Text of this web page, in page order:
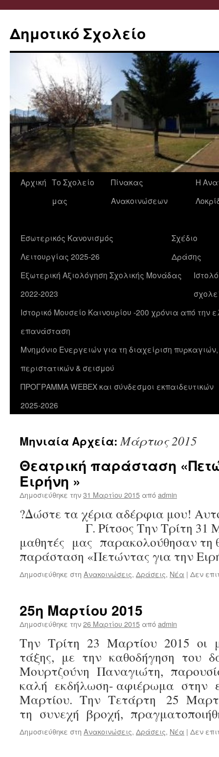
Δημοτικό Σχολείο
Μετάβαση
Αρχική Το Σχολείο
μας
Πίνακας
Ανακοινώσεων
Η
Εσωτερικός Κανονισμός
Λειτουργίας 2025-26
Σχέδιο
Δράσης
Εξωτερική Αξιολόγηση Σχολικής Μονάδας
2022-2023
Ιστορικό Μουσείο Καινουρίου -200 χρόνια από την
επανάσταση
Μνημόνιο Ενεργειών για τη διαχείριση
περιστατικών & σεισμού
ΠΡΟΓΡΑΜΜΑ WEBEX και σύνδεσμοι εκπαιδευτικών
2025-2026
Μηνιαία Αρχεία:Μάρτιος 2015
Θεατρική παράσταση
Ειρήνη »
Δημοσιεύθηκε την31 Μαρτίου 2015 απόadmin
?Δώστε τα χέρια αδέρφια μου!
Γ. Ρίτσος Την Τρίτη 31
μαθητές μας παρακολούθησαν τη
παράσταση «Πετώντας για την
Δημοσιεύθηκε στη Ανακοινώσεις, Δράσεις, Νέα | Δεν
25η Μαρτίου 2015
Δημοσιεύθηκε την26 Μαρτίου 2015 απόadmin
Την Τρίτη 23 Μαρτίου 2015 οι
τάξης, με την καθοδήγηση του
Μουρτζούνη Παναγιώτη,
καλή εκδήλωση- αφιέρωμα στην
Μαρτίου. Την Τετάρτη 25
τη συνεχή βροχή,
Δημοσιεύθηκε στη Ανακοινώσεις, Δράσεις, Νέα | Δεν